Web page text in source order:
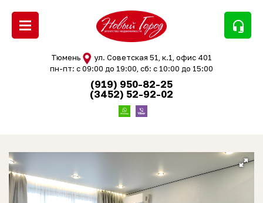
headset_mic
Тюмень
ул. Советская 51, к.1, офис 401
пн-пт: с 09:00 до 19:00, сб: с 10:00 до 15:00
(919) 950-82-25
(3452) 52-92-02